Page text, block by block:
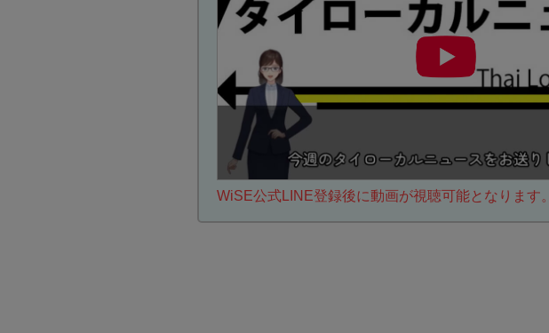
WiSE公式LINE登録後に動画が視聴可能となります。